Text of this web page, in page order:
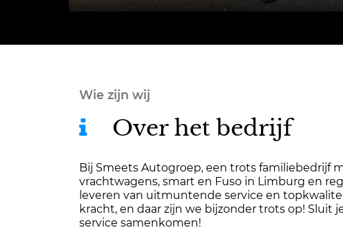
Play
Wie zijn wij
Over het bedrijf
Bij Smeets Autogroep, een trots familiebedrijf
vrachtwagens, smart en Fuso in Limburg en
leveren van uitmuntende service en
kracht, en daar zijn we bijzonder trots op!
service samenkomen!